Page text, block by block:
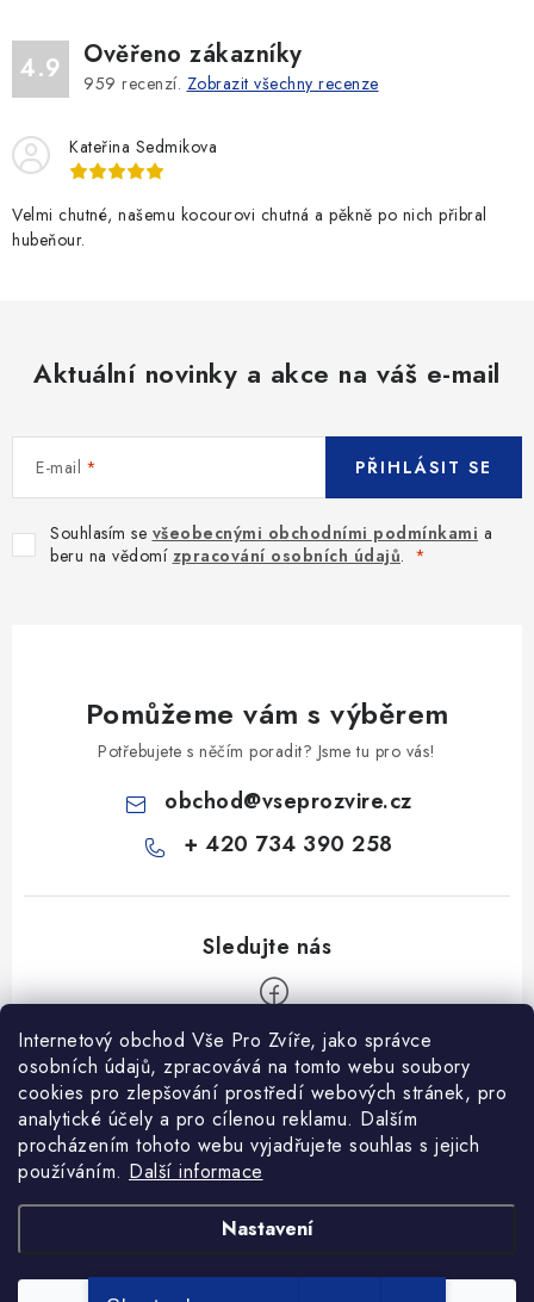
Internetový obchod Vše Pro Zvíře, jako správce
osobních údajů, zpracovává na tomto webu soubory
cookies pro zlepšování prostředí webových stránek, pro
analytické účely a pro cílenou reklamu. Dalším
procházením tohoto webu vyjadřujete souhlas s jejich
používáním. Další informace
Nastavení
4.9 Ověřeno zákazníky
959 recenzí. Zobrazit všechny recenze
Kateřina Sedmikova
Velmi chutné, našemu kocourovi chutná a pěkně po nich přibral
hubeňour.
Aktuální novinky a akce na váš e-mail
E-mail
Souhlasím se všeobecnými obchodními podmínkami a
beru na vědomí zpracování osobních údajů.
PŘIHLÁSIT SE
Pomůžeme vám s výběrem
Potřebujete s něčím poradit? Jsme tu pro vás!
obchod@vseprozvire.cz
+ 420 734 390 258
Informace pro Vás
Ceník dopravy
Kontakty
Obchodní podmínky
Podmínky ochrany osobních údajů
Heuréka recenze